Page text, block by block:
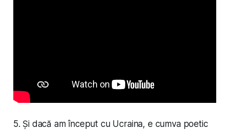
5. Și dacă am început cu Ucraina, e cumva poetic